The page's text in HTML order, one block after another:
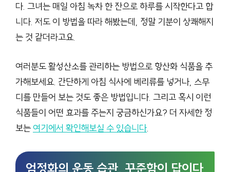
다. 그녀는 매일 아침 녹차 한 잔으로 하루를 시작한다고 합
니다. 저도 이 방법을 따라 해봤는데, 정말 기분이 상쾌해지
는 것 같더라고요.
여러분도 활성산소를 관리하는 방법으로 항산화 식품을 추
가해보세요. 간단하게 아침 식사에 베리류를 넣거나, 스무
디를 만들어 보는 것도 좋은 방법입니다. 그리고 혹시 이런
식품들이 어떤 효과를 주는지 궁금하신가요? 더 자세한 정
보는여기에서 확인해보실 수 있습니다.
엄정화의 운동 습관, 꾸준함이 답이다